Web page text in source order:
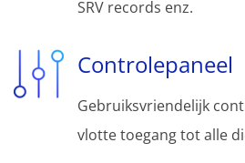
SRV records enz.
Controlepaneel
Gebruiksvriendelijk
vlotte toegang tot alle